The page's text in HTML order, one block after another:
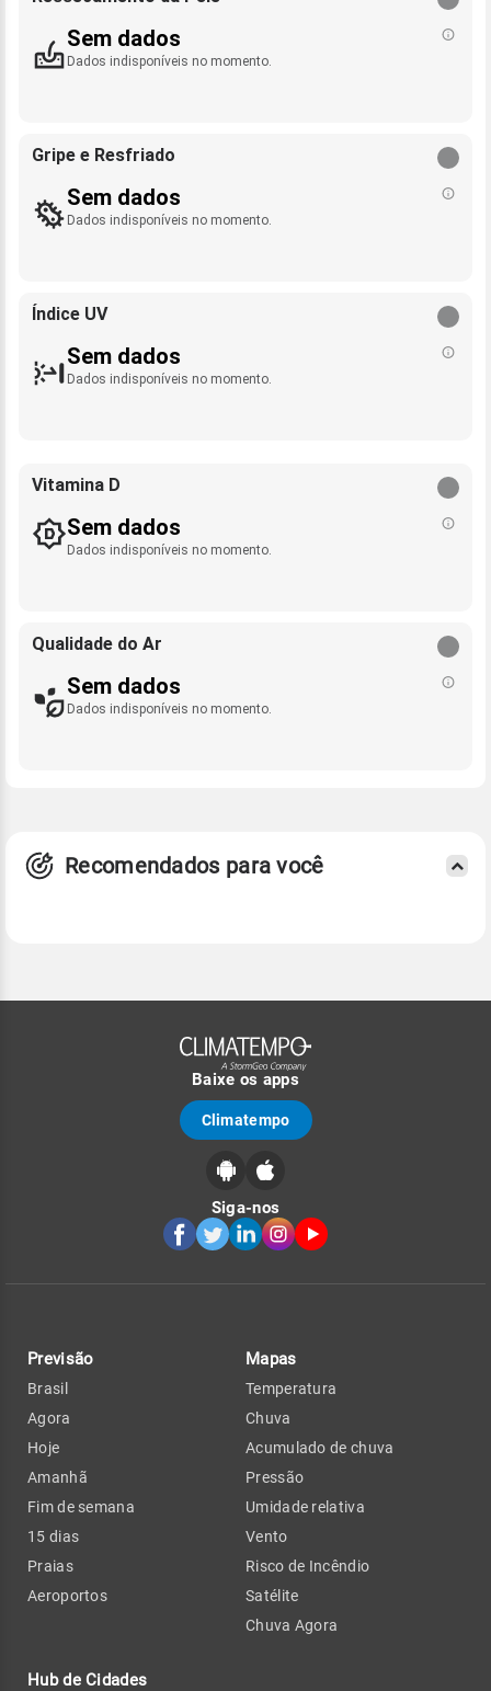
Sem dados
Dados indisponíveis no momento.
Gripe e Resfriado
Sem dados
Dados indisponíveis no momento.
Índice UV
Sem dados
Dados indisponíveis no momento.
Vitamina D
Sem dados
Dados indisponíveis no momento.
Qualidade do Ar
Sem dados
Dados indisponíveis no momento.
Recomendados para você
Baixe os apps
Climatempo
Siga-nos
Previsão
Brasil
Agora
Hoje
Amanhã
Fim de semana
15 dias
Praias
Aeroportos
Hub de Cidades
Mapas
Temperatura
Chuva
Acumulado de chuva
Pressão
Umidade relativa
Vento
Risco de Incêndio
Satélite
Chuva Agora